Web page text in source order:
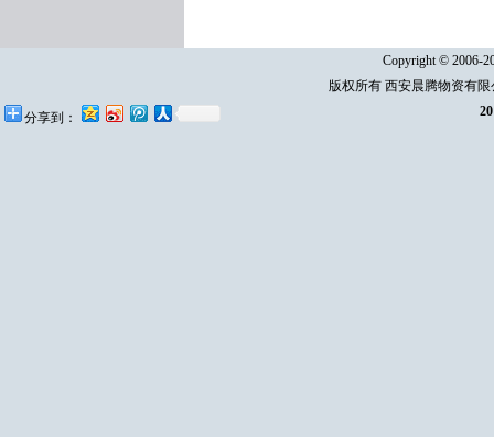
Copyright © 2006-
版权所有 西安晨腾物资有
分享到：